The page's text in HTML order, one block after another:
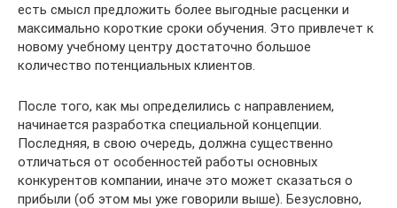
есть смысл предложить более выгодные расценки и
максимально короткие сроки обучения. Это привлечет к
новому учебному центру достаточно большое
количество потенциальных клиентов.
После того, как мы определились с направлением,
начинается разработка специальной концепции.
Последняя, в свою очередь, должна существенно
отличаться от особенностей работы основных
конкурентов компании, иначе это может сказаться о
прибыли (об этом мы уже говорили выше). Безусловно,